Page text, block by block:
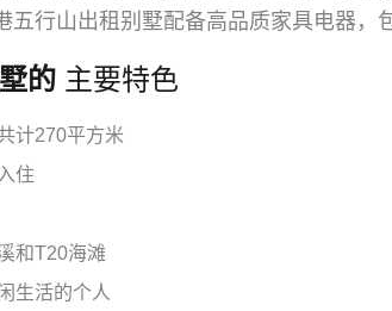
行山出租别墅配备高品质家具电器，
的 主要特色
计270平方米
住
和T20海滩
生活的个人